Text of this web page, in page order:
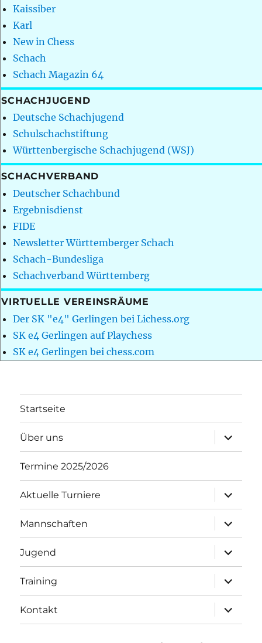
Kaissiber
Karl
New in Chess
Schach
Schach Magazin 64
SCHACHJUGEND
Deutsche Schachjugend
Schulschachstiftung
Württenbergische Schachjugend (WSJ)
SCHACHVERBAND
Deutscher Schachbund
Ergebnisdienst
FIDE
Newsletter Württemberger Schach
Schach-Bundesliga
Schachverband Württemberg
VIRTUELLE VEREINSRÄUME
Der SK "e4" Gerlingen bei Lichess.org
SK e4 Gerlingen auf Playchess
SK e4 Gerlingen bei chess.com
Startseite
Über uns
öffnen
Termine 2025/2026
Aktuelle Turniere
öffnen
Mannschaften
öffnen
Jugend
öffnen
Training
öffnen
Kontakt
öffnen